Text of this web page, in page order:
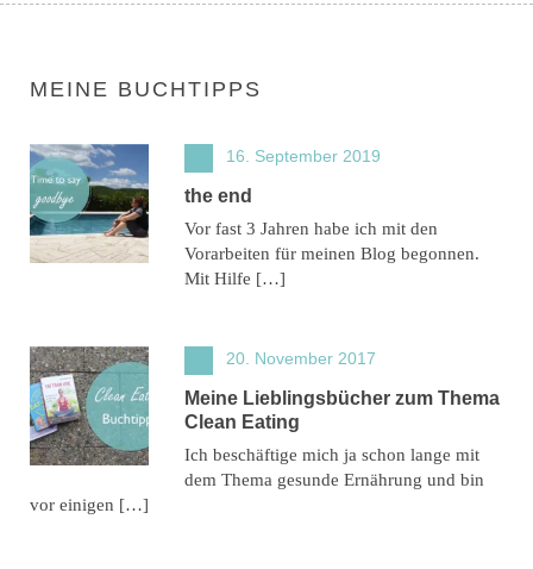
MEINE BUCHTIPPS
16. September 2019
the end
Vor fast 3 Jahren habe ich mit den
Vorarbeiten für meinen Blog begonnen.
Mit Hilfe […]
20. November 2017
Meine Lieblingsbücher zum Thema
Clean Eating
Ich beschäftige mich ja schon lange mit
dem Thema gesunde Ernährung und bin
vor einigen […]